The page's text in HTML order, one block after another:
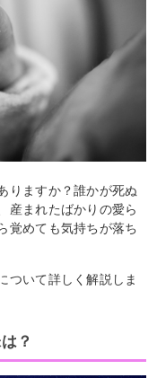
りますか？誰かが死ぬ
産まれたばかりの愛ら
覚めても気持ちが落ち
ついて詳しく解説しま
？